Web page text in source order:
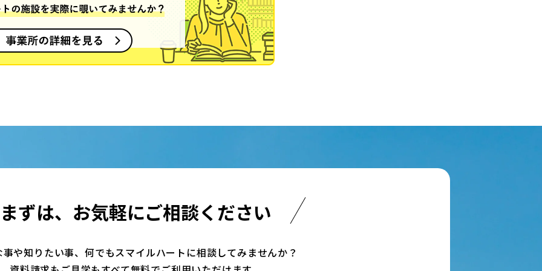
まずは、 お気軽にご相談ください
事や知りたい事、何でもスマイルハートに相談してみませんか？